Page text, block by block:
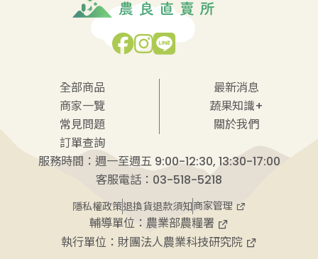
全部商品
最新消息
商家一覽
蔬果知識+
常見問題
關於我們
訂單查詢
服務時間：週一至週五 9:00-12:30, 13:30-17:00
客服電話：03-518-5218
隱私權政策退換貨退款須知商家管理
輔導單位： 農業部農糧署
執行單位： 財團法人農業科技研究院